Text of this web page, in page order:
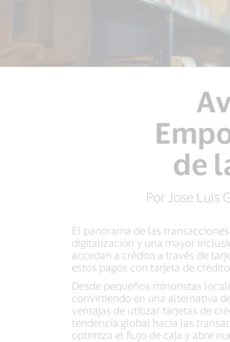
de
Por Jose Luis
El panorama de las
digitalización y una mayor
accedan a crédito a través de
estos pagos con tarjeta de crédito.
Desde pequeños minoristas
convirtiendo en una alternativa
ventajas de utilizar tarjetas de
tendencia global hacia las
optimiza el flujo de caja y abre